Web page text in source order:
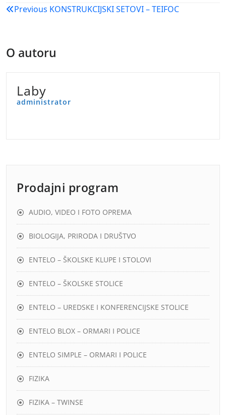
Navigacija
Previous KONSTRUKCIJSKI SETOVI – TEIFOC
O autoru
Laby
administrator
Prodajni program
AUDIO, VIDEO I FOTO OPREMA
BIOLOGIJA, PRIRODA I DRUŠTVO
ENTELO – ŠKOLSKE KLUPE I STOLOVI
ENTELO – ŠKOLSKE STOLICE
ENTELO – UREDSKE I KONFERENCIJSKE STOLICE
ENTELO BLOX – ORMARI I POLICE
ENTELO SIMPLE – ORMARI I POLICE
FIZIKA
FIZIKA – TWINSE